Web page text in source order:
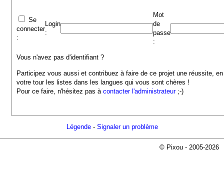
Se
connecter
:
Login
:
Mot
de
passe
:
Vous n'avez pas d'identifiant ?
Participez vous aussi et contribuez à faire de ce projet une réussite,
votre tour les listes dans les langues qui vous sont chères !
Pour ce faire, n'hésitez pas àcontacter l'administrateur;-)
Légende- Signaler un problème
© Pixou - 2005-2026